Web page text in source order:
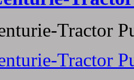
Tractor
Tractor